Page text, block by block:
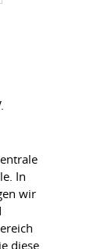
In
wir
diese